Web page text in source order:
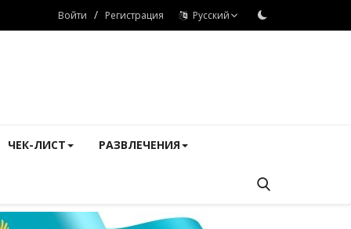
Войти / Регистрация Русский
ЧЕК-ЛИСТ РАЗВЛЕЧЕНИЯ